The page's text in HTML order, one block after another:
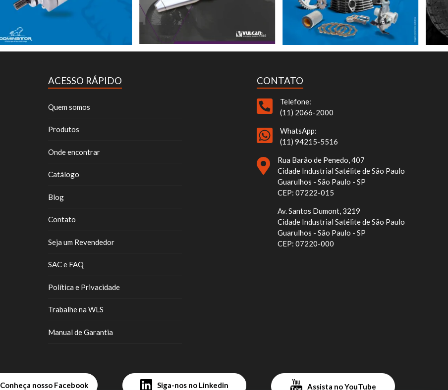
ACESSO RÁPIDO
Quem somos
Produtos
Onde encontrar
Catálogo
Blog
Contato
Seja um Revendedor
SAC e FAQ
Política e Privacidade
Trabalhe na WLS
Manual de Garantia
CONTATO
Telefone:
(11) 2066-2000
WhatsApp:
(11) 94215-5516
Rua Barão de Penedo, 407
Cidade Industrial Satélite de São Paulo
Guarulhos - São Paulo - SP
CEP: 07222-015
Av. Santos Dumont, 3219
Cidade Industrial Satélite de São Paulo
Guarulhos - São Paulo - SP
CEP: 07220-000
Conheça nosso Facebook Siga-nos no Linkedin Assista no YouTube